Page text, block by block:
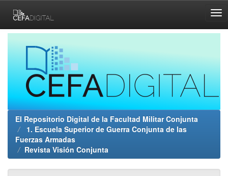
navigation
El Repositorio Digital de la Facultad Militar Conjunta
1. Escuela Superior de Guerra Conjunta de las
Fuerzas Armadas
Revista Visión Conjunta